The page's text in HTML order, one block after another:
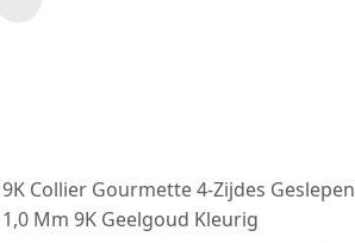
9K Collier Gourmette 4-Zijdes Geslepen
1,0 Mm 9K Geelgoud Kleurig